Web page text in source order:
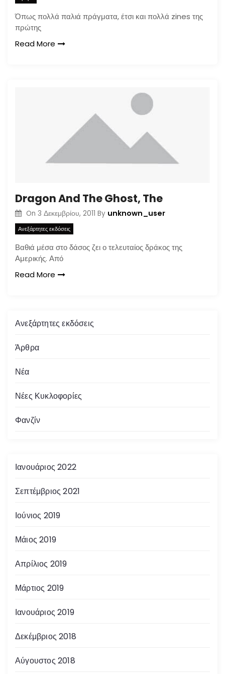
Όπως πολλά παλιά πράγματα, έτσι και πολλά zines της
πρώτης
Read More
Dragon And The Ghost, The
On 3 Δεκεμβρίου, 2011 By unknown_user
Ανεξάρτητες εκδόσεις
Βαθιά μέσα στο δάσος ζει ο τελευταίος δράκος της
Αμερικής. Από
Read More
Ανεξάρτητες εκδόσεις
Άρθρα
Νέα
Νέες Κυκλοφορίες
Φανζίν
Ιανουάριος 2022
Σεπτέμβριος 2021
Ιούνιος 2019
Μάιος 2019
Απρίλιος 2019
Μάρτιος 2019
Ιανουάριος 2019
Δεκέμβριος 2018
Αύγουστος 2018